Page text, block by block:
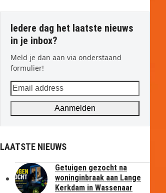
Iedere dag het laatste nieuws
in je inbox?
Meld je dan aan via onderstaand
formulier!
Email
address
Aanmelden
LAATSTE NIEUWS
Getuigen gezocht na
woninginbraak aan Lange
Kerkdam in Wassenaar